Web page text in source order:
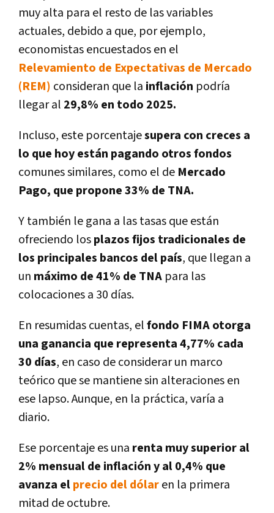
muy alta para el resto de las variables
actuales, debido a que, por ejemplo,
economistas encuestados en el
Relevamiento de Expectativas de Mercado
(REM) consideran que la inflación podría
llegar al 29,8% en todo 2025.
Incluso, este porcentajesupera con creces a
lo que hoy están pagando otros fondos
comunes similares, como el de Mercado
Pago, que propone 33% de TNA.
Y también le gana a las tasas que están
ofreciendo losplazos fijos tradicionales de
los principales bancos del país, que llegan a
un máximo de 41% de TNA para las
colocaciones a 30 días.
En resumidas cuentas, elfondo FIMA otorga
una ganancia que representa 4,77% cada
30 días, en caso de considerar un marco
teórico que se mantiene sin alteraciones en
ese lapso. Aunque, en la práctica, varía a
diario.
Ese porcentaje es una renta muy superior al
2% mensual de inflación y al 0,4% que
avanza elprecio del dólaren la primera
mitad de octubre.